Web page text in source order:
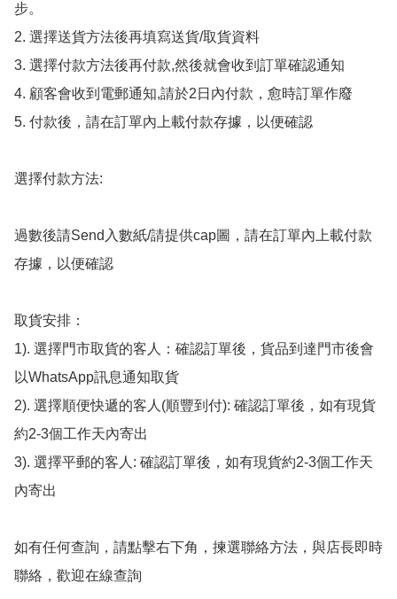
步。
2. 選擇送貨方法後再填寫送貨/取貨資料
3. 選擇付款方法後再付款,然後就會收到訂單確認通知
4. 顧客會收到電郵通知,請於2日內付款，愈時訂單作廢
5. 付款後，請在訂單內上載付款存據，以便確認
選擇付款方法:
過數後請Send入數紙/請提供cap圖，請在訂單內上載付款
存據，以便確認
取貨安排：
1). 選擇門市取貨的客人：確認訂單後，貨品到達門市後會
以WhatsApp訊息通知取貨
2). 選擇順便快遞的客人(順豐到付): 確認訂單後，如有現貨
約2-3個工作天內寄出
3). 選擇平郵的客人: 確認訂單後，如有現貨約2-3個工作天
內寄出
如有任何查詢，請點擊右下角，揀選聯絡方法，與店長即時
聯絡，歡迎在線查詢